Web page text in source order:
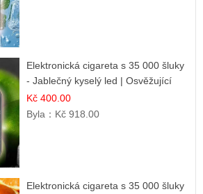
Elektronická cigareta s 35 000 šluky
- Jablečný kyselý led | Osvěžující
kyselá jablka
Kč 400.00
Byla： Kč 918.00
Elektronická cigareta s 35 000 šluky